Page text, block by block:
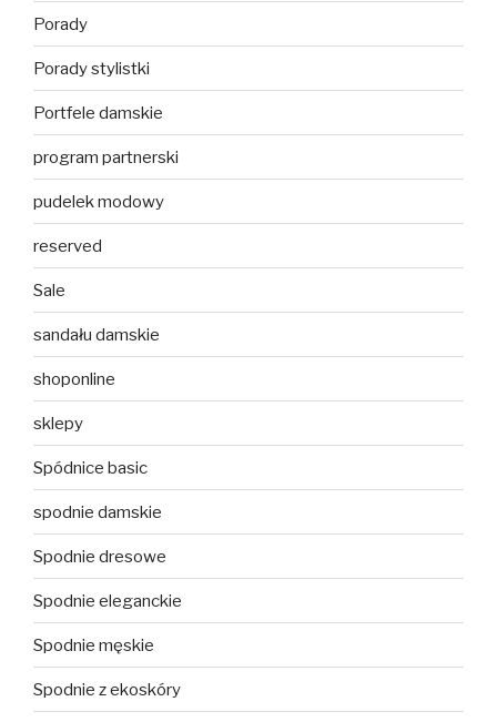
Porady
Porady stylistki
Portfele damskie
program partnerski
pudelek modowy
reserved
Sale
sandału damskie
shoponline
sklepy
Spódnice basic
spodnie damskie
Spodnie dresowe
Spodnie eleganckie
Spodnie męskie
Spodnie z ekoskóry